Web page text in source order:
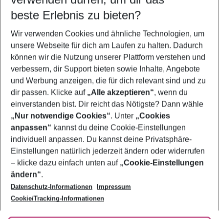
5-8 Nächte
2 Erwachsene Keine Kinder
Mehr Filter anzeigen
Footer
Footer navigation
Über uns
AGB
Bestpreisgarantie
Cookie-Einstellungen ändern
Cookie-Richtlinie
Agenturbetreuung
Barrierefreies Reisen
Folge uns
beste Erlebnis zu bieten?
Wir verwenden Cookies und ähnliche Technologien, um
unsere Webseite für dich am Laufen zu halten. Dadurch
können wir die Nutzung unserer Plattform verstehen und
verbessern, dir Support bieten sowie Inhalte, Angebote
und Werbung anzeigen, die für dich relevant sind und zu
dir passen. Klicke auf „Alle akzeptieren“, wenn du
einverstanden bist. Dir reicht das Nötigste? Dann wähle
„Nur notwendige Cookies“. Unter „Cookies
anpassen“ kannst du deine Cookie-Einstellungen
individuell anpassen. Du kannst deine Privatsphäre-
Einstellungen natürlich jederzeit ändern oder widerrufen
– klicke dazu einfach unten auf „Cookie-Einstellungen
ändern“.
Datenschutz-Informationen
Impressum
Cookie/Tracking-Informationen